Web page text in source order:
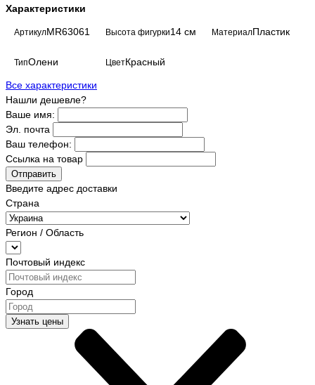
Характеристики
АртикулMR63061 Высота фигурки14 см МатериалПластик
ТипОлени ЦветКрасный
Все характеристики
Нашли дешевле?
Ваше имя:
Эл. почта
Ваш телефон:
Ссылка на товар
Отправить
Введите адрес доставки
Страна
Регион / Область
Почтовый индекс
Город
Узнать цены